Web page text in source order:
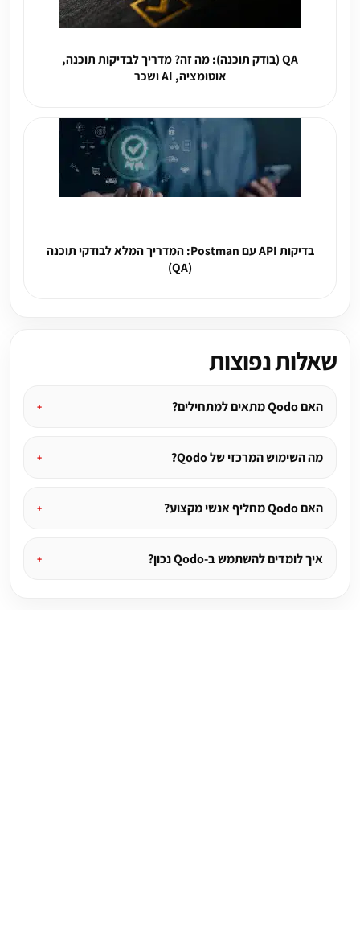
QA (בודק תוכנה): מה זה? מדריך לבדיקות תוכנה,
אוטומציה, AI ושכר
בדיקות API עם Postman: המדריך המלא לבודקי תוכנה
(QA)
שאלות נפוצות
האם Qodo מתאים למתחילים?
מה השימוש המרכזי של Qodo?
האם Qodo מחליף אנשי מקצוע?
איך לומדים להשתמש ב-Qodo נכון?